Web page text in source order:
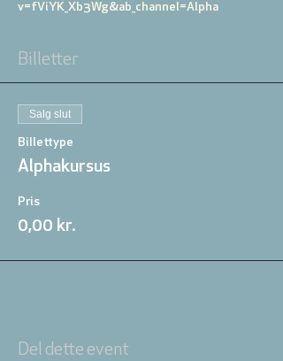
v=fViYK_Xb3Wg&ab_channel=Alpha
Billetter
Salg slut
Billettype
Alphakursus
Pris
0,00 kr.
Del dette event